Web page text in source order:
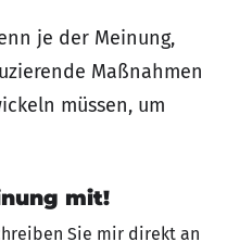
je der Meinung,
Maßnahmen
müssen, um
mit!
Sie mir direkt an